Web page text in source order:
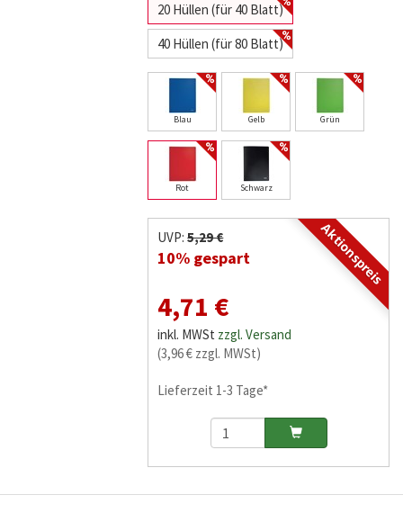
20 Hüllen (für 40 Blatt)
40 Hüllen (für 80 Blatt)
Blau Gelb Grün
Rot Schwarz
Aktionspreis
UVP:5,29 €
10% gespart
4,71 €
inkl. MWSt zzgl. Versand
(3,96 € zzgl. MWSt)
Lieferzeit 1-3 Tage*